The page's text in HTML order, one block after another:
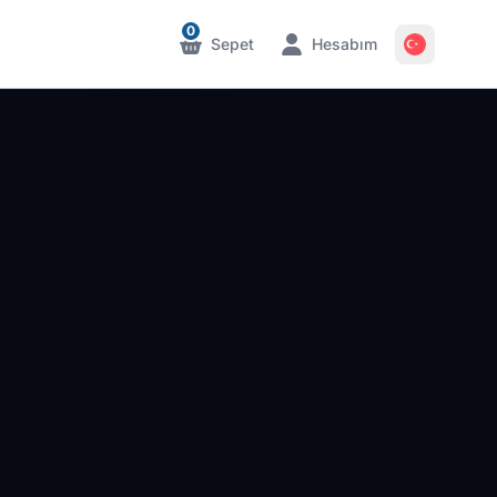
Sepet
Bildirimler
0
Hesabım
Bildirimler